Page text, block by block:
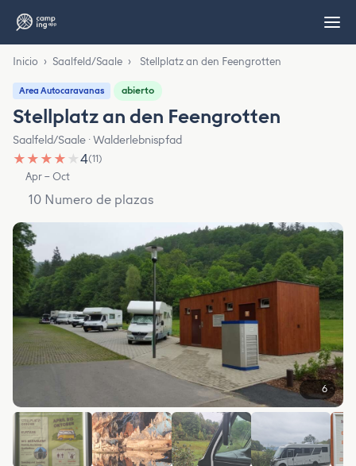
Inicio › Saalfeld/Saale › Stellplatz an den Feengrotten
Area Autocaravanas abierto
Stellplatz an den Feengrotten
Saalfeld/Saale · Walderlebnispfad
★ ★ ★ ★ ★4(11)
Apr – Oct
10 Numero de plazas
6